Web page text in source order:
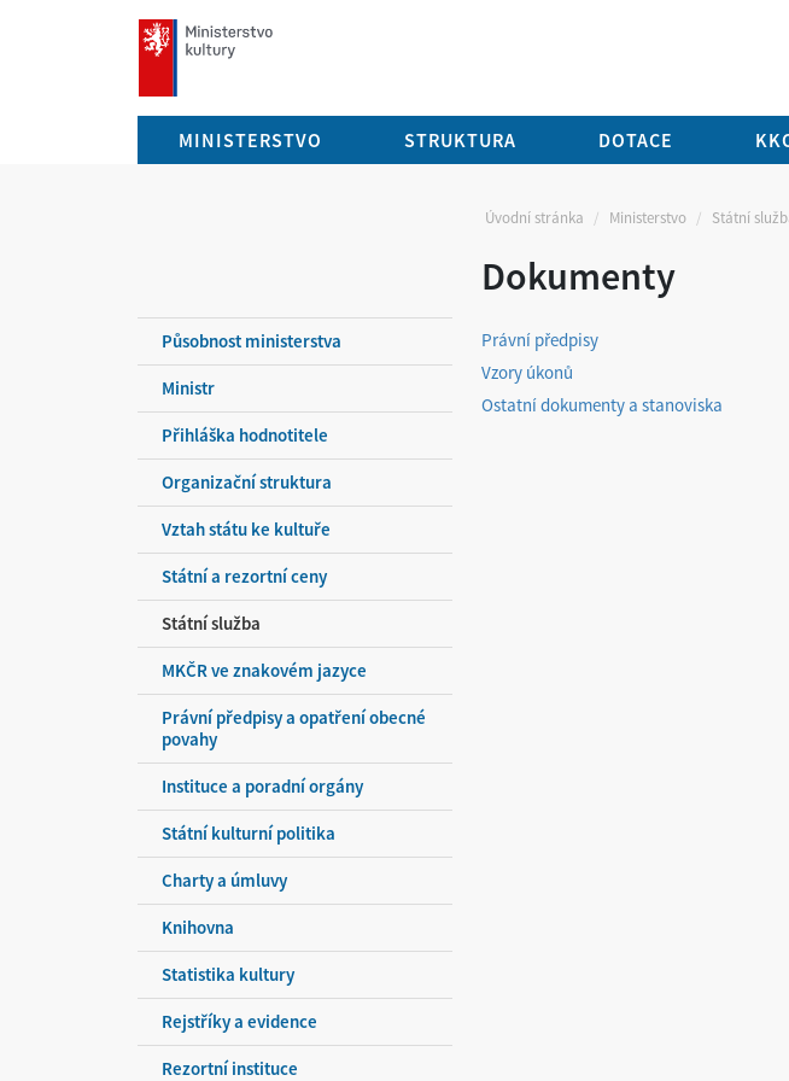
mkcr.cz
MINISTERSTVO STRUKTURA DOTACE
Úvodní stránka Ministerstvo Státní
Dokumenty
Působnost ministerstva
Ministr
Přihláška hodnotitele
Organizační struktura
Vztah státu ke kultuře
Státní a rezortní ceny
Státní služba
MKČR ve znakovém jazyce
Právní předpisy a opatření obecné
povahy
Instituce a poradní orgány
Státní kulturní politika
Charty a úmluvy
Knihovna
Statistika kultury
Rejstříky a evidence
Rezortní instituce
Právní předpisy
Vzory úkonů
Ostatní dokumenty a stanoviska